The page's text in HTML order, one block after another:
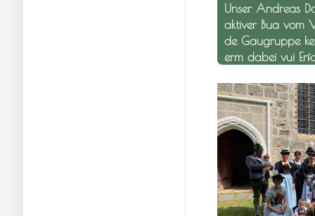
Unser Andreas
aktiver Bua vom
de Gaugruppe
erm dabei vui